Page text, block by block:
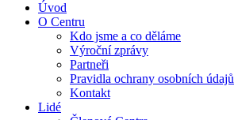
Úvod
O Centru
Kdo jsme a co děláme
Výroční zprávy
Partneři
Pravidla ochrany osobních údajů
Kontakt
Lidé